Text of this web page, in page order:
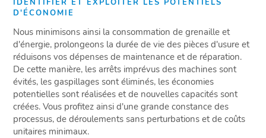
IDENTIFIER ET EXPLOITER LES POTENTIELS
D'ÉCONOMIE
Nous minimisons ainsi la consommation de grenaille et
d'énergie, prolongeons la durée de vie des pièces d'usure et
réduisons vos dépenses de maintenance et de réparation.
De cette manière, les arrêts imprévus des machines sont
évités, les gaspillages sont éliminés, les économies
potentielles sont réalisées et de nouvelles capacités sont
créées. Vous profitez ainsi d'une grande constance des
processus, de déroulements sans perturbations et de coûts
unitaires minimaux.